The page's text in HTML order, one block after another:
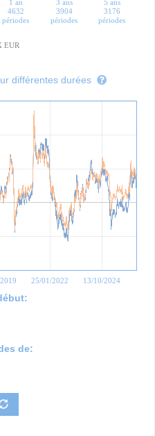
1 an
4632
périodes
3 ans
3904
périodes
5 ans
3176
périodes
EUR
différentes durées
25/01/2022 13/10/2024
de: